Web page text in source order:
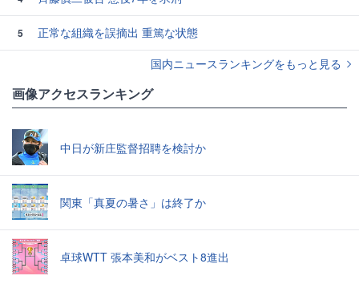
5
正常な組織を誤摘出 重篤な状態
国内ニュースランキングをもっと見る
画像アクセスランキング
中日が新庄監督招聘を検討か
関東「真夏の暑さ」は終了か
卓球WTT 張本美和がベスト8進出